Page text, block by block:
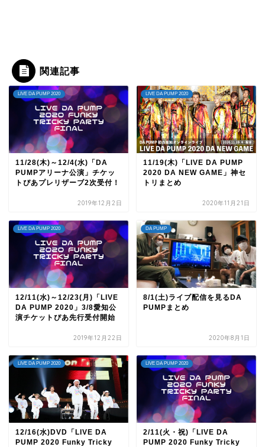
関連記事
LIVE DA PUMP 2020
11/28(木)～12/4(水)「DA
PUMPアリーナ公演」チケッ
トぴあプレリザーブ2次受付！
2019年12月2日
LIVE DA PUMP 2020
11/19(木)「LIVE DA PUMP
2020 DA NEW GAME」神セ
トリまとめ
2020年11月21日
LIVE DA PUMP 2020
12/11(水)～12/23(月)「LIVE
DA PUMP 2020」3/8愛知公
演チケットぴあ先行受付開始
2019年12月22日
DA PUMP
8/1(土)ライブ配信を見るDA
PUMPまとめ
2020年8月1日
LIVE DA PUMP 2020
12/16(水)DVD「LIVE DA
PUMP 2020 Funky Tricky
LIVE DA PUMP 2020
2/11(火・祝)「LIVE DA
PUMP 2020 Funky Tricky